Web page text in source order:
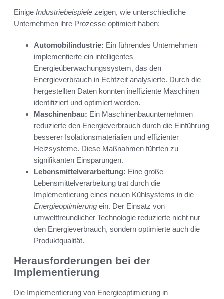
Einige Industriebeispiele zeigen, wie unterschiedliche
Unternehmen ihre Prozesse optimiert haben:
Automobilindustrie: Ein führendes Unternehmen
implementierte ein intelligentes
Energieüberwachungssystem, das den
Energieverbrauch in Echtzeit analysierte. Durch die
hergestellten Daten konnten ineffiziente Maschinen
identifiziert und optimiert werden.
Maschinenbau: Ein Maschinenbauunternehmen
reduzierte den Energieverbrauch durch die Einführung
besserer Isolationsmaterialien und effizienter
Heizsysteme. Diese Maßnahmen führten zu
signifikanten Einsparungen.
Lebensmittelverarbeitung: Eine große
Lebensmittelverarbeitung trat durch die
Implementierung eines neuen Kühlsystems in die
Energieoptimierung ein. Der Einsatz von
umweltfreundlicher Technologie reduzierte nicht nur
den Energieverbrauch, sondern optimierte auch die
Produktqualität.
Herausforderungen bei der
Implementierung
Die Implementierung von Energieoptimierung in